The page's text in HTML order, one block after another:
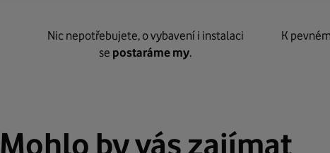
Nic nepotřebujete, o vybavení i instalaci
se postaráme my.
K
Mohlo by vás zajímat